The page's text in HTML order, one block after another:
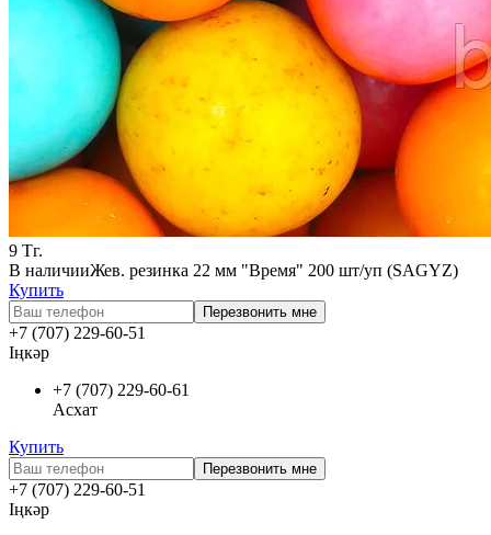
9 Тг.
В наличииЖев. резинка 22 мм "Время" 200 шт/уп (SAGYZ)
Купить
Перезвонить мне
+7 (707) 229-60-51
Іңкәр
+7 (707) 229-60-61
Асхат
Купить
Перезвонить мне
+7 (707) 229-60-51
Іңкәр